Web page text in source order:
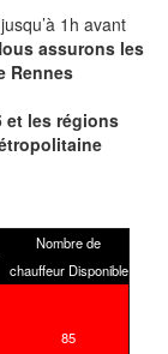
1h avant
assurons les
Rennes
et les régions
Nombre de
chauffeur Disponible
85